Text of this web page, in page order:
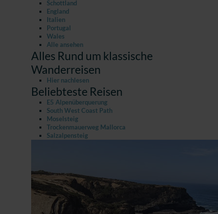
Schottland
England
Italien
Portugal
Wales
Alle ansehen
Alles Rund um klassische
Wanderreisen
Hier nachlesen
Beliebteste Reisen
E5 Alpenüberquerung
South West Coast Path
Moselsteig
Trockenmauerweg Mallorca
Salzalpensteig